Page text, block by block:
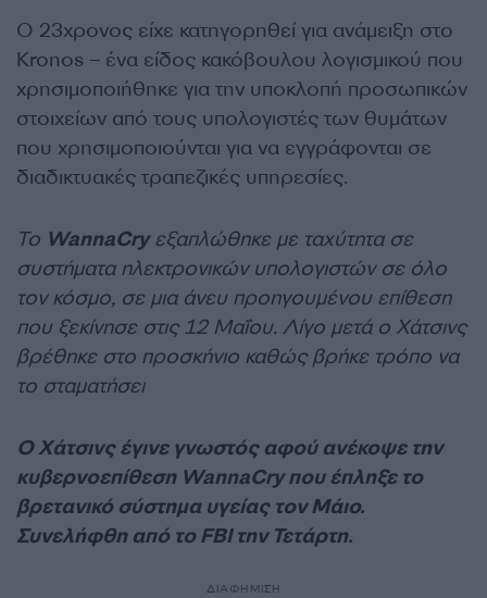
Ο 23χρονος είχε κατηγορηθεί για ανάμειξη στο
Kronos – ένα είδος κακόβουλου λογισμικού που
χρησιμοποιήθηκε για την υποκλοπή προσωπικών
στοιχείων από τους υπολογιστές των θυμάτων
που χρησιμοποιούνται για να εγγράφονται σε
διαδικτυακές τραπεζικές υπηρεσίες.
Το WannaCryεξαπλώθηκε με ταχύτητα σε
συστήματα ηλεκτρονικών υπολογιστών σε όλο
τον κόσμο, σε μια άνευ προηγουμένου επίθεση
που ξεκίνησε στις 12 Μαΐου. Λίγο μετά ο Χάτσινς
βρέθηκε στο προσκήνιο καθώς βρήκε τρόπο να
το σταματήσει
Ο Χάτσινς έγινε γνωστός αφού ανέκοψε την
κυβερνοεπίθεση WannaCry που έπληξε το
βρετανικό σύστημα υγείας τον Μάιο.
Συνελήφθη από το FBI την Τετάρτη.
ΔΙΑΦΗΜΙΣΗ